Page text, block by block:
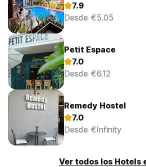
7.9
Desde €5.05
Petit Espace
7.0
Desde €6.12
Remedy Hostel
7.0
Desde €Infinity
Ver todos los Hotels